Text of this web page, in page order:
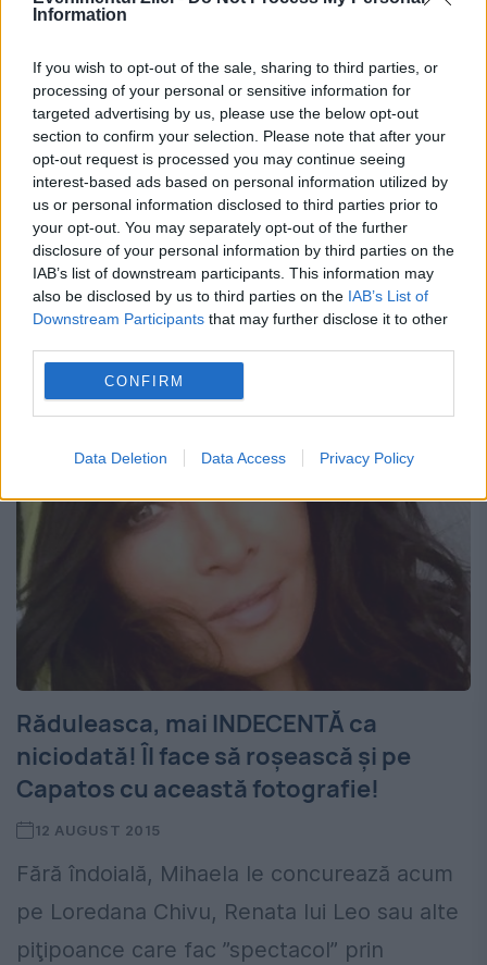
Information
If you wish to opt-out of the sale, sharing to third parties, or
processing of your personal or sensitive information for
targeted advertising by us, please use the below opt-out
section to confirm your selection. Please note that after your
opt-out request is processed you may continue seeing
interest-based ads based on personal information utilized by
us or personal information disclosed to third parties prior to
your opt-out. You may separately opt-out of the further
disclosure of your personal information by third parties on the
IAB’s list of downstream participants. This information may
also be disclosed by us to third parties on the IAB’s List of
Downstream Participants that may further disclose it to other
CONFIRM
Data Deletion Data Access Privacy Policy
Cocalari din Rusia? Nu, e Răduleasca
pe Facebook. Ceva mai penibil n-ai
văzut
17 AUGUST 2015
Mihaela Rădulescu cade zilnic în derizoriu!
„Diva de Monaco” este, de la o zi la alta, tot
mai penibilă. Ultima ispravă pe care a
făcut-o este demnă de site-urile „de...
Răduleasca, mai INDECENTĂ ca
niciodată! Îl face să roşească şi pe
Capatos cu această fotografie!
12 AUGUST 2015
Fără îndoială, Mihaela le concurează acum
pe Loredana Chivu, Renata lui Leo sau alte
piţipoance care fac ”spectacol” prin